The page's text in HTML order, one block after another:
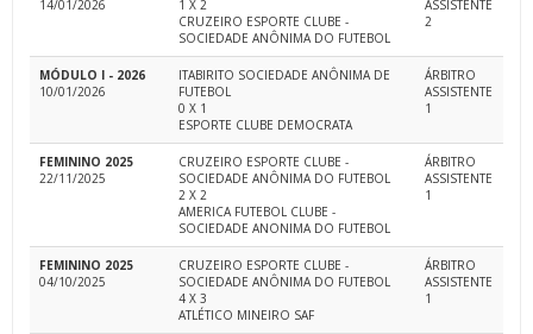
14/01/2026
1 X 2
CRUZEIRO ESPORTE CLUBE -
SOCIEDADE ANÔNIMA DO FUTEBOL
ASSISTENTE
2
MÓDULO I - 2026
10/01/2026
ITABIRITO SOCIEDADE ANÔNIMA DE
FUTEBOL
0 X 1
ESPORTE CLUBE DEMOCRATA
ÁRBITRO
ASSISTENTE
1
FEMININO 2025
22/11/2025
CRUZEIRO ESPORTE CLUBE -
SOCIEDADE ANÔNIMA DO FUTEBOL
2 X 2
AMERICA FUTEBOL CLUBE -
SOCIEDADE ANONIMA DO FUTEBOL
ÁRBITRO
ASSISTENTE
1
FEMININO 2025
04/10/2025
CRUZEIRO ESPORTE CLUBE -
SOCIEDADE ANÔNIMA DO FUTEBOL
4 X 3
ATLÉTICO MINEIRO SAF
ÁRBITRO
ASSISTENTE
1